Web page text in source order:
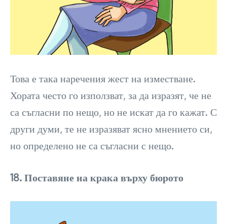
Това е така наречения жест на изместване.
Хората често го използват, за да изразят, че не
са съгласни по нещо, но не искат да го кажат. С
други думи, те не изразяват ясно мнението си,
но определено не са съгласни с нещо.
18. Поставяне на крака върху бюрото